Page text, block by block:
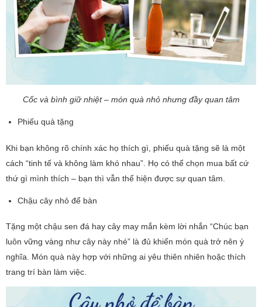
Cốc và bình giữ nhiệt – món quà nhỏ nhưng đầy quan tâm
Phiếu quà tặng
Khi bạn không rõ chính xác họ thích gì, phiếu quà tặng sẽ là một
cách “tinh tế và không làm khó nhau”. Họ có thể chọn mua bất cứ
thứ gì mình thích – bạn thì vẫn thể hiện được sự quan tâm.
Chậu cây nhỏ để bàn
Tặng một chậu sen đá hay cây may mắn kèm lời nhắn “Chúc bạn
luôn vững vàng như cây này nhé” là đủ khiến món quà trở nên ý
nghĩa. Món quà này hợp với những ai yêu thiên nhiên hoặc thích
trang trí bàn làm việc.